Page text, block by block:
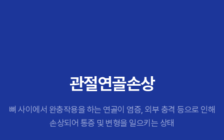
#교통사고후유증 #허리디스크
#추나요법
관절연골손상
뼈 사이에서 완충작용을 하는 연골이 염증, 외부 충격 등으로 인해
손상되어 통증 및 변형을 일으키는 상태